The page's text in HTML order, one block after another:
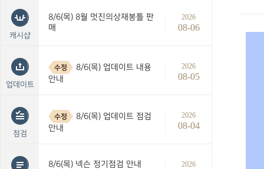
캐시샵
8/6(목) 8월 멋진의상재봉틀 판
매
2026
08-06
업데이트
수정
8/6(목) 업데이트 내용
안내
2026
08-05
점검
수정
8/6(목) 업데이트 점검
안내
2026
08-04
8/6(목) 넥슨 정기점검 안내 2026